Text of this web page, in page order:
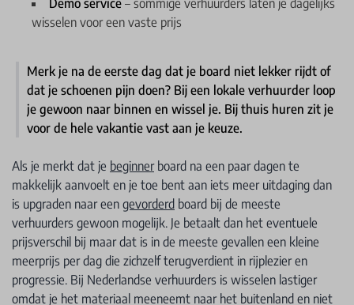
Demo service – sommige verhuurders laten je dagelijks
wisselen voor een vaste prijs
Merk je na de eerste dag dat je board niet lekker rijdt of
dat je schoenen pijn doen? Bij een lokale verhuurder loop
je gewoon naar binnen en wissel je. Bij thuis huren zit je
voor de hele vakantie vast aan je keuze.
Als je merkt dat je beginnerboard na een paar dagen te
makkelijk aanvoelt en je toe bent aan iets meer uitdaging dan
is upgraden naar een gevorderd board bij de meeste
verhuurders gewoon mogelijk. Je betaalt dan het eventuele
prijsverschil bij maar dat is in de meeste gevallen een kleine
meerprijs per dag die zichzelf terugverdient in rijplezier en
progressie. Bij Nederlandse verhuurders is wisselen lastiger
omdat je het materiaal meeneemt naar het buitenland en niet